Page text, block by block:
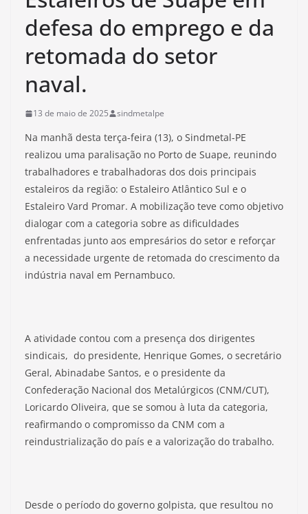
defesa do emprego e da
retomada do setor
naval.
13 de maio de 2025 sindmetalpe
Na manhã desta terça-feira (13), o Sindmetal-PE
realizou uma paralisação no Porto de Suape, reunindo
trabalhadores e trabalhadoras dos dois principais
estaleiros da região: o Estaleiro Atlântico Sul e o
Estaleiro Vard Promar. A mobilização teve como objetivo
dialogar com a categoria sobre as dificuldades
enfrentadas junto aos empresários do setor e reforçar
a necessidade urgente de retomada do crescimento da
indústria naval em Pernambuco.
A atividade contou com a presença dos dirigentes
sindicais, do presidente, Henrique Gomes, o secretário
Geral, Abinadabe Santos, e o presidente da
Confederação Nacional dos Metalúrgicos (CNM/CUT),
Loricardo Oliveira, que se somou à luta da categoria,
reafirmando o compromisso da CNM com a
reindustrialização do país e a valorização do trabalho.
Desde o período do governo golpista, que resultou no